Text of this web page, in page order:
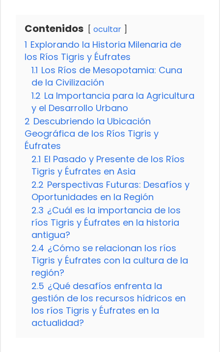
Contenidos ocultar
1 Explorando la Historia Milenaria de
los Ríos Tigris y Éufrates
1.1 Los Ríos de Mesopotamia: Cuna
de la Civilización
1.2 La Importancia para la Agricultura
y el Desarrollo Urbano
2 Descubriendo la Ubicación
Geográfica de los Ríos Tigris y
Éufrates
2.1 El Pasado y Presente de los Ríos
Tigris y Éufrates en Asia
2.2 Perspectivas Futuras: Desafíos y
Oportunidades en la Región
2.3 ¿Cuál es la importancia de los
ríos Tigris y Éufrates en la historia
antigua?
2.4 ¿Cómo se relacionan los ríos
Tigris y Éufrates con la cultura de la
región?
2.5 ¿Qué desafíos enfrenta la
gestión de los recursos hídricos en
los ríos Tigris y Éufrates en la
actualidad?